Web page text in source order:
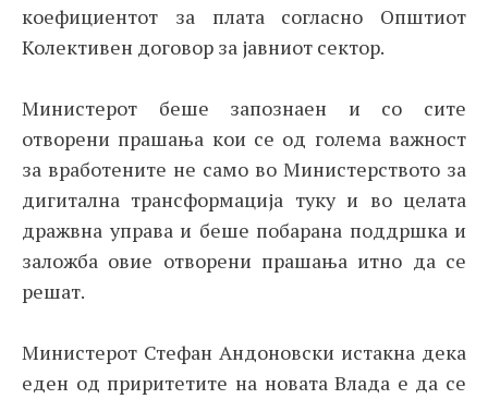
коефициентот за плата согласно Општиот
Колективен договор за јавниот сектор.
Министерот беше запознаен и со сите
отворени прашања кои се од голема важност
за вработените не само во Министерството за
дигитална трансформација туку и во целата
дражвна управа и беше побарана поддршка и
заложба овие отворени прашања итно да се
решат.
Министерот Стефан Андоновски истакна дека
еден од приритетите на новата Влада е да се